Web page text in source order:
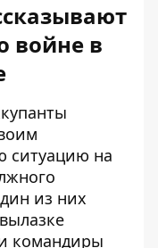
войне в
ситуацию на
из них
командиры